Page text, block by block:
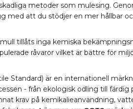
metoder som mulesing.
med att du stödjer en mer hållbar
tillåts inga kemiska
råvaror vilket är bättre för
Standard) är en internationell
- från ekologisk odling till färdig
krav på kemikalieanvändning,